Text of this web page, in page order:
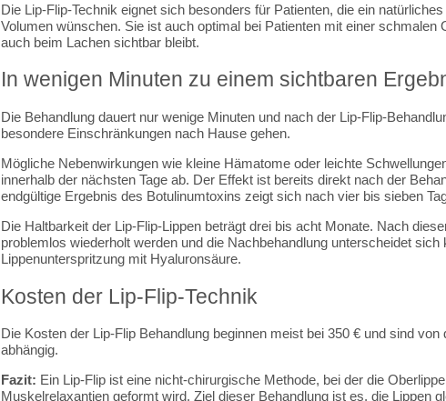
Die Lip-Flip-Technik eignet sich besonders für Patienten, die ein
Volumen wünschen. Sie ist auch optimal bei Patienten mit einer schmalen
auch beim Lachen sichtbar bleibt.
In wenigen Minuten zu einem sichtbaren
Die Behandlung dauert nur wenige Minuten und nach der Lip-Flip-
besondere Einschränkungen nach Hause gehen.
Mögliche Nebenwirkungen wie kleine Hämatome oder leichte
innerhalb der nächsten Tage ab. Der Effekt ist bereits direkt nach der
endgültige Ergebnis des Botulinumtoxins zeigt sich nach vier bis sieben
Die Haltbarkeit der Lip-Flip-Lippen beträgt drei bis acht Monate. Nach
problemlos wiederholt werden und die Nachbehandlung unterscheidet
Lippenunterspritzung mit Hyaluronsäure.
Kosten der Lip-Flip-Technik
Die Kosten der Lip-Flip Behandlung beginnen meist bei 350 € und sind
abhängig.
Fazit: Ein Lip-Flip ist eine nicht-chirurgische Methode, bei der die
Muskelrelaxantien geformt wird. Ziel dieser Behandlung ist es, die Lippen